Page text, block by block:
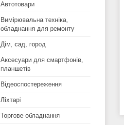
Автотовари
Вимірювальна техніка,
обладнання для ремонту
Дім, сад, город
Аксесуари для смартфонів,
планшетів
Відеоспостереження
Ліхтарі
Торгове обладнання